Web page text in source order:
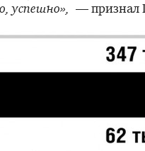
успешно», — признал